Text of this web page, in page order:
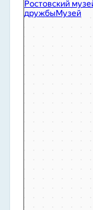
Ростовский музей
Музей в